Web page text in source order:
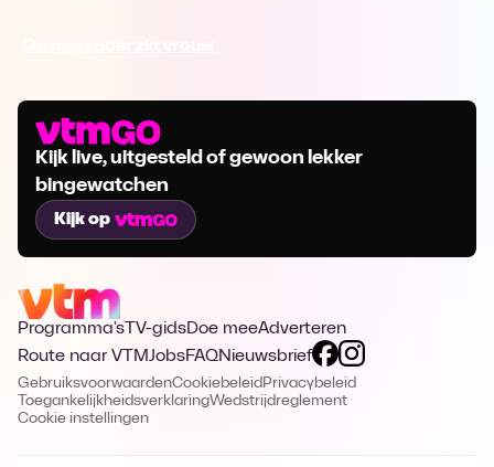
Kijk live, uitgesteld of gewoon lekker
bingewatchen
Kijk op
Programma's TV-gidsDoe meeAdverteren
Route naar VTMJobsFAQNieuwsbrief
GebruiksvoorwaardenCookiebeleid Privacybeleid
ToegankelijkheidsverklaringWedstrijdreglement
Cookie instellingen